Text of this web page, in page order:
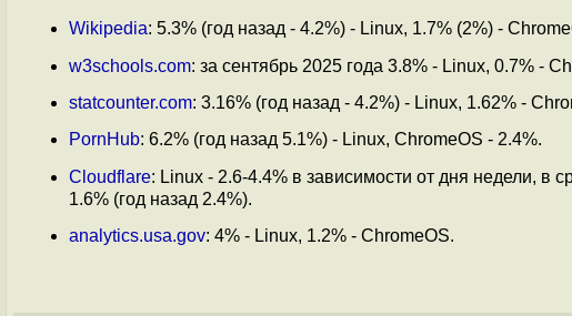
Wikipedia: 5.3% (год назад - 4.2%) - Linux, 1.7% (2%) -
w3schools.com: за сентябрь 2025 года 3.8% - Linux, 0.7% -
statcounter.com: 3.16% (год назад - 4.2%) - Linux, 1.62% -
PornHub: 6.2% (год назад 5.1%) - Linux, ChromeOS - 2.4%.
Cloudflare: Linux - 2.6-4.4% в зависимости от дня недели, в
1.6% (год назад 2.4%).
analytics.usa.gov: 4% - Linux, 1.2% - ChromeOS.